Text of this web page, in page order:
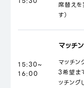
席替え
す）
15:30~
16:00
マッチ
マッチ
3希望ま
ッチング